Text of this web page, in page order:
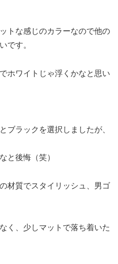
トな感じのカラーなので他の
です。
ホワイトじゃ浮くかなと思い
ブラックを選択しましたが、
と後悔（笑）
材質でスタイリッシュ、男ゴ
く、少しマットで落ち着いた